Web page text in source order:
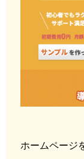
ホームページ